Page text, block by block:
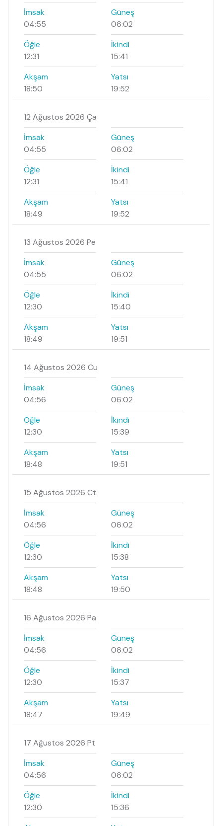
İmsak
04:55
Güneş
06:02
Öğle
12:31
İkindi
15:41
Akşam
18:50
Yatsı
19:52
12 Ağustos 2026 Ça
İmsak
04:55
Güneş
06:02
Öğle
12:31
İkindi
15:41
Akşam
18:49
Yatsı
19:52
13 Ağustos 2026 Pe
İmsak
04:55
Güneş
06:02
Öğle
12:30
İkindi
15:40
Akşam
18:49
Yatsı
19:51
14 Ağustos 2026 Cu
İmsak
04:56
Güneş
06:02
Öğle
12:30
İkindi
15:39
Akşam
18:48
Yatsı
19:51
15 Ağustos 2026 Ct
İmsak
04:56
Güneş
06:02
Öğle
12:30
İkindi
15:38
Akşam
18:48
Yatsı
19:50
16 Ağustos 2026 Pa
İmsak
04:56
Güneş
06:02
Öğle
12:30
İkindi
15:37
Akşam
18:47
Yatsı
19:49
17 Ağustos 2026 Pt
İmsak
04:56
Güneş
06:02
Öğle
12:30
İkindi
15:36